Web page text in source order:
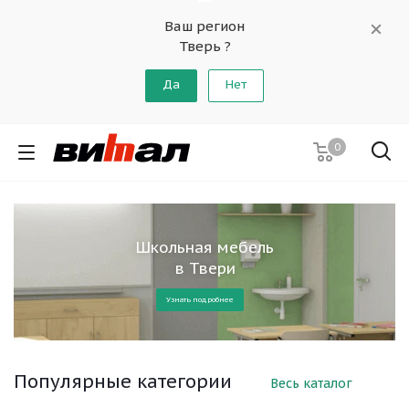
Ваш регион
Тверь ?
Да Нет
0
Школьная мебель
в Твери
Узнать подробнее
Популярные категории Весь каталог